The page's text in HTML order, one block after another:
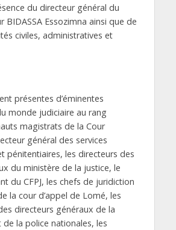
du directeur général du
BIDASSA Essozimna ainsi que de
civiles, administratives et
présentes d’éminentes
monde judiciaire au rang
magistrats de la Cour
général des services
pénitentiaires, les directeurs des
du ministère de la justice, le
du CFPJ, les chefs de juridiction
la cour d’appel de Lomé, les
directeurs généraux de la
la police nationales, les